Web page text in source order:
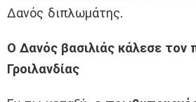
Δανός διπλωμάτης.
Ο Δανός βασιλιάς κάλεσε
Γροιλανδίας